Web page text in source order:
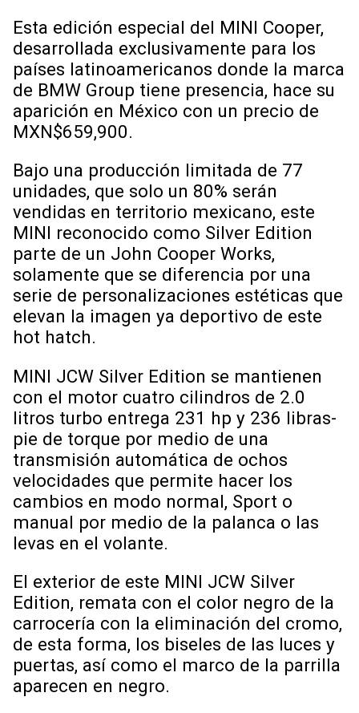
Esta edición especial del MINI Cooper,
desarrollada exclusivamente para los
países latinoamericanos donde la marca
de BMW Group tiene presencia, hace su
aparición en México con un precio de
MXN$659,900.
Bajo una producción limitada de 77
unidades, que solo un 80% serán
vendidas en territorio mexicano, este
MINI reconocido como Silver Edition
parte de un John Cooper Works,
solamente que se diferencia por una
serie de personalizaciones estéticas que
elevan la imagen ya deportivo de este
hot hatch.
MINI JCW Silver Edition se mantienen
con el motor cuatro cilindros de 2.0
litros turbo entrega 231 hp y 236 libras-
pie de torque por medio de una
transmisión automática de ochos
velocidades que permite hacer los
cambios en modo normal, Sport o
manual por medio de la palanca o las
levas en el volante.
El exterior de este MINI JCW Silver
Edition, remata con el color negro de la
carrocería con la eliminación del cromo,
de esta forma, los biseles de las luces y
puertas, así como el marco de la parrilla
aparecen en negro.